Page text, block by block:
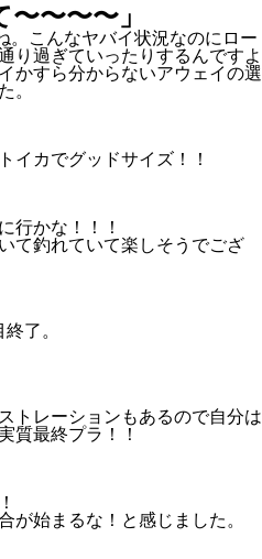
〜〜〜」
。こんなヤバイ状況なのにロー
り過ぎていったりするんですよ
かすら分からないアウェイの選
。
イカでグッドサイズ！！
行かな！！！
て釣れていて楽しそうでござ
了。
トレーションもあるので自分は
質最終プラ！！
が始まるな！と感じました。